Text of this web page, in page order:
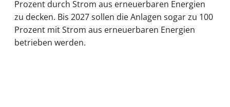
Prozent durch Strom aus erneuerbaren Energien
zu decken. Bis 2027 sollen die Anlagen sogar zu 100
Prozent mit Strom aus erneuerbaren Energien
betrieben werden.